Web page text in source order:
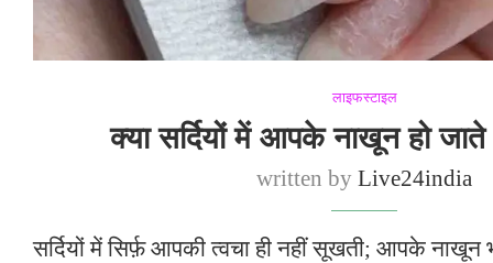
लाइफस्टाइल
क्या सर्दियों में आपके नाखून हो
written byLive24india
सर्दियों में सिर्फ़ आपकी त्वचा ही नहीं सूखती; आपके